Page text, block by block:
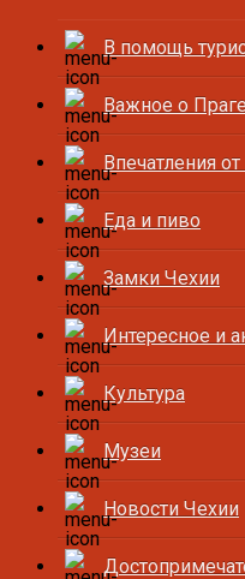
В помощь
Важное о
Впечатления
Еда и пиво
Замки Чехии
Интересное и
Культура
Музеи
Новости Чехии